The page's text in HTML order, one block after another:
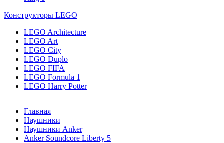
Конструкторы LEGO
LEGO Architecture
LEGO Art
LEGO City
LEGO Duplo
LEGO FIFA
LEGO Formula 1
LEGO Harry Potter
Главная
Наушники
Наушники Anker
Anker Soundcore Liberty 5